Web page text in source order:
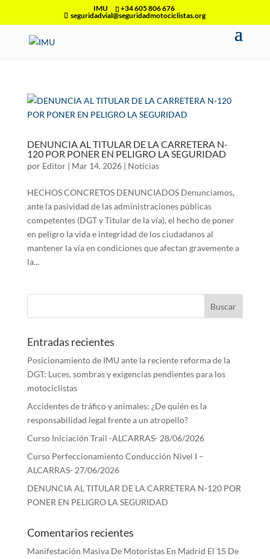
IMU
+34 605 806 676
seguridadvial@seguridadmotociclistas.org
DENUNCIA AL TITULAR DE LA CARRETERA N-
120 POR PONER EN PELIGRO LA SEGURIDAD
por Editor| Mar 14, 2026| Noticias
HECHOS CONCRETOS DENUNCIADOS Denunciamos,
ante la pasividad de las administraciones públicas
competentes (DGT y Titular de la vía), el hecho de poner
en peligro la vida e integridad de los ciudadanos al
mantener la vía en condiciones que afectan gravemente a
la...
Entradas recientes
Posicionamiento de IMU ante la reciente reforma de la
DGT: Luces, sombras y exigencias pendientes para los
motociclistas
Accidentes de tráfico y animales: ¿De quién es la
responsabilidad legal frente a un atropello?
Curso Iniciación Trail -ALCARRAS- 28/06/2026
Curso Perfeccionamiento Conducción Nivel I –
ALCARRAS- 27/06/2026
DENUNCIA AL TITULAR DE LA CARRETERA N-120 POR
PONER EN PELIGRO LA SEGURIDAD
Comentarios recientes
Manifestación Masiva De Motoristas En Madrid El 15 De